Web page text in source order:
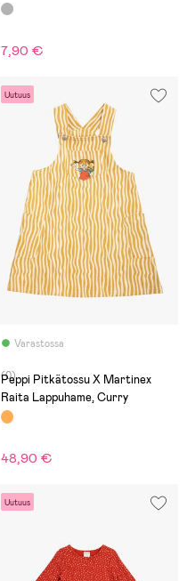
7,90 €
Uutuus
Varastossa
(0)
Peppi Pitkätossu X Martinex
Raita Lappuhame, Curry
48,90 €
Uutuus